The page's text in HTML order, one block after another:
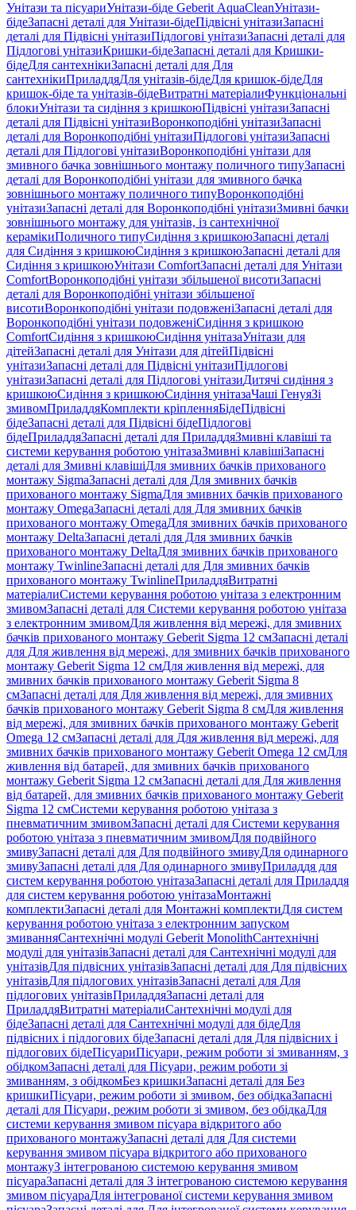
Унітази та пісуариУнітази-біде Geberit AquaCleanУнітази-
бідеЗапасні деталі для Унітази-бідеПідвісні унітазиЗапасні
деталі для Підвісні унітазиПідлогові унітазиЗапасні деталі для
Підлогові унітазиКришки-бідеЗапасні деталі для Кришки-
бідеДля сантехнікиЗапасні деталі для Для
сантехнікиПриладдяДля унітазів-бідеДля кришок-бідеДля
кришок-біде та унітазів-бідеВитратні матеріалиФункціональні
блокиУнітази та сидіння з кришкоюПідвісні унітазиЗапасні
деталі для Підвісні унітазиВоронкоподібні унітазиЗапасні
деталі для Воронкоподібні унітазиПідлогові унітазиЗапасні
деталі для Підлогові унітазиВоронкоподібні унітази для
змивного бачка зовнішнього монтажу поличного типуЗапасні
деталі для Воронкоподібні унітази для змивного бачка
зовнішнього монтажу поличного типуВоронкоподібні
унітазиЗапасні деталі для Воронкоподібні унітазиЗмивні бачки
зовнішнього монтажу для унітазів, із сантехнічної
керамікиПоличного типуСидіння з кришкоюЗапасні деталі
для Сидіння з кришкоюСидіння з кришкоюЗапасні деталі для
Сидіння з кришкоюУнітази ComfortЗапасні деталі для Унітази
ComfortВоронкоподібні унітази збільшеної висотиЗапасні
деталі для Воронкоподібні унітази збільшеної
висотиВоронкоподібні унітази подовженіЗапасні деталі для
Воронкоподібні унітази подовженіСидіння з кришкою
ComfortСидіння з кришкоюСидіння унітазаУнітази для
дітейЗапасні деталі для Унітази для дітейПідвісні
унітазиЗапасні деталі для Підвісні унітазиПідлогові
унітазиЗапасні деталі для Підлогові унітазиДитячі сидіння з
кришкоюСидіння з кришкоюСидіння унітазаЧаші ГенуяЗі
змивомПриладдяКомплекти кріпленняБідеПідвісні
бідеЗапасні деталі для Підвісні бідеПідлогові
бідеПриладдяЗапасні деталі для ПриладдяЗмивні клавіші та
системи керування роботою унітазаЗмивні клавішіЗапасні
деталі для Змивні клавішіДля змивних бачків прихованого
монтажу SigmaЗапасні деталі для Для змивних бачків
прихованого монтажу SigmaДля змивних бачків прихованого
монтажу OmegaЗапасні деталі для Для змивних бачків
прихованого монтажу OmegaДля змивних бачків прихованого
монтажу DeltaЗапасні деталі для Для змивних бачків
прихованого монтажу DeltaДля змивних бачків прихованого
монтажу TwinlineЗапасні деталі для Для змивних бачків
прихованого монтажу TwinlineПриладдяВитратні
матеріалиСистеми керування роботою унітаза з електронним
змивомЗапасні деталі для Системи керування роботою унітаза
з електронним змивомДля живлення від мережі, для змивних
бачків прихованого монтажу Geberit Sigma 12 смЗапасні деталі
для Для живлення від мережі, для змивних бачків прихованого
монтажу Geberit Sigma 12 смДля живлення від мережі, для
змивних бачків прихованого монтажу Geberit Sigma 8
смЗапасні деталі для Для живлення від мережі, для змивних
бачків прихованого монтажу Geberit Sigma 8 смДля живлення
від мережі, для змивних бачків прихованого монтажу Geberit
Omega 12 смЗапасні деталі для Для живлення від мережі, для
змивних бачків прихованого монтажу Geberit Omega 12 смДля
живлення від батарей, для змивних бачків прихованого
монтажу Geberit Sigma 12 смЗапасні деталі для Для живлення
від батарей, для змивних бачків прихованого монтажу Geberit
Sigma 12 смСистеми керування роботою унітаза з
пневматичним змивомЗапасні деталі для Системи керування
роботою унітаза з пневматичним змивомДля подвійного
змивуЗапасні деталі для Для подвійного змивуДля одинарного
змивуЗапасні деталі для Для одинарного змивуПриладдя для
систем керування роботою унітазаЗапасні деталі для Приладдя
для систем керування роботою унітазаМонтажні
комплектиЗапасні деталі для Монтажні комплектиДля систем
керування роботою унітаза з електронним запуском
змиванняСантехнічні модулі Geberit MonolithСантехнічні
модулі для унітазівЗапасні деталі для Сантехнічні модулі для
унітазівДля підвісних унітазівЗапасні деталі для Для підвісних
унітазівДля підлогових унітазівЗапасні деталі для Для
підлогових унітазівПриладдяЗапасні деталі для
ПриладдяВитратні матеріалиСантехнічні модулі для
бідеЗапасні деталі для Сантехнічні модулі для бідеДля
підвісних і підлогових бідеЗапасні деталі для Для підвісних і
підлогових бідеПісуариПісуари, режим роботи зі змиванням, з
обідкомЗапасні деталі для Пісуари, режим роботи зі
змиванням, з обідкомБез кришкиЗапасні деталі для Без
кришкиПісуари, режим роботи зі змивом, без обідкаЗапасні
деталі для Пісуари, режим роботи зі змивом, без обідкаДля
системи керування змивом пісуара відкритого або
прихованого монтажуЗапасні деталі для Для системи
керування змивом пісуара відкритого або прихованого
монтажуЗ інтегрованою системою керування змивом
пісуараЗапасні деталі для З інтегрованою системою керування
змивом пісуараДля інтегрованої системи керування змивом